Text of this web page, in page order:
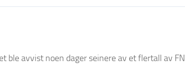
ble avvist noen dager seinere av et flertall av